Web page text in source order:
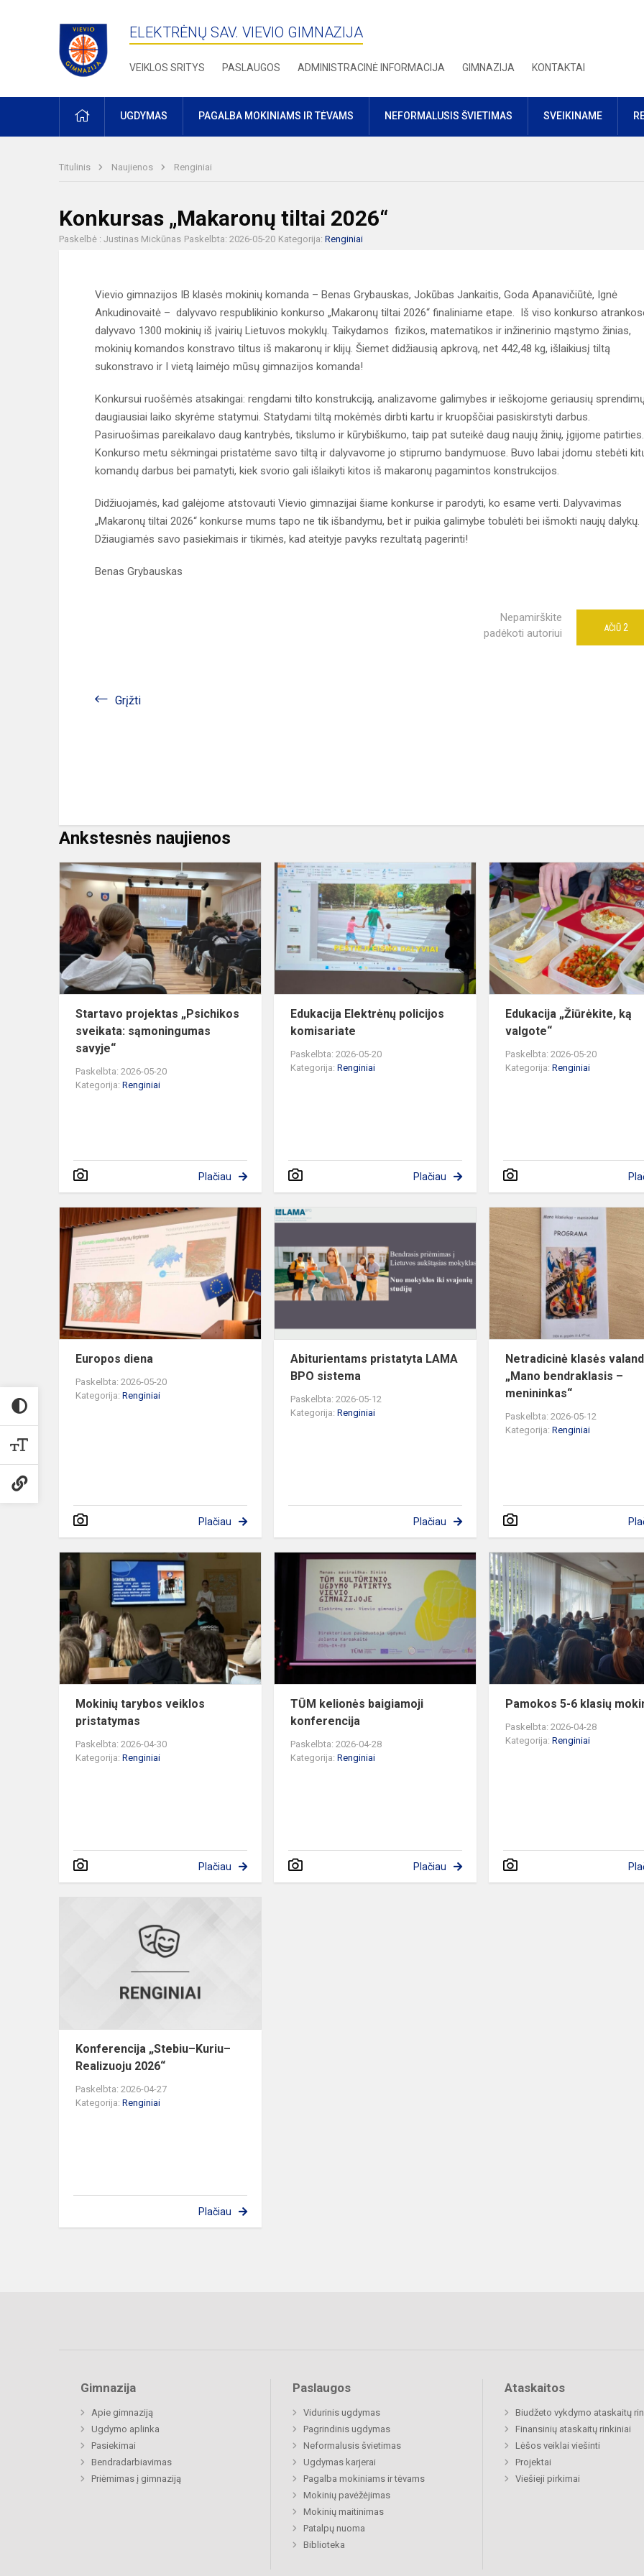
ELEKTRĖNŲ SAV. VIEVIO GIMNAZIJA
VEIKLOS SRITYS PASLAUGOS ADMINISTRACINĖ INFORMACIJA GIMNAZIJA KONTAKTAI
PRADŽIAUGDYMAS PAGALBA MOKINIAMS IR TĖVAMS NEFORMALUSIS ŠVIETIMAS SVEIKINAME
Titulinis Naujienos Renginiai
Konkursas „Makaronų tiltai 2026“
Paskelbė : Justinas Mickūnas Paskelbta: 2026-05-20 Kategorija: Renginiai
Vievio gimnazijos IB klasės mokinių komanda – Benas Grybauskas, Jokūbas Jankaitis, Goda Apanavičiūtė, Ignė
Ankudinovaitė – dalyvavo respublikinio konkurso „Makaronų tiltai 2026“ finaliniame etape. Iš viso konkurso
dalyvavo 1300 mokinių iš įvairių Lietuvos mokyklų. Taikydamos fizikos, matematikos ir inžinerinio mąstymo žinias,
mokinių komandos konstravo tiltus iš makaronų ir klijų. Šiemet didžiausią apkrovą, net 442,48 kg, išlaikiusį tiltą
sukonstravo ir I vietą laimėjo mūsų gimnazijos komanda!
Konkursui ruošėmės atsakingai: rengdami tilto konstrukciją, analizavome galimybes ir ieškojome geriausių
daugiausiai laiko skyrėme statymui. Statydami tiltą mokėmės dirbti kartu ir kruopščiai pasiskirstyti darbus.
Pasiruošimas pareikalavo daug kantrybės, tikslumo ir kūrybiškumo, taip pat suteikė daug naujų žinių, įgijome patirties.
Konkurso metu sėkmingai pristatėme savo tiltą ir dalyvavome jo stiprumo bandymuose. Buvo labai įdomu stebėti
komandų darbus bei pamatyti, kiek svorio gali išlaikyti kitos iš makaronų pagamintos konstrukcijos.
Didžiuojamės, kad galėjome atstovauti Vievio gimnazijai šiame konkurse ir parodyti, ko esame verti. Dalyvavimas
„Makaronų tiltai 2026“ konkurse mums tapo ne tik išbandymu, bet ir puikia galimybe tobulėti bei išmokti naujų dalykų.
Džiaugiamės savo pasiekimais ir tikimės, kad ateityje pavyks rezultatą pagerinti!
Benas Grybauskas
Nepamirškite
padėkoti autoriui
AČIŪ 2
Grįžti
Ankstesnės naujienos
Startavo
projektas
„Psichikos
sveikata:
sąmoningumas
savyje...
Startavo projektas „Psichikos
sveikata: sąmoningumas
savyje“
Paskelbta: 2026-05-20
Kategorija: Renginiai
Plačiau
Edukacija
Elektrėnų
policijos
komisariate
Edukacija Elektrėnų policijos
komisariate
Paskelbta: 2026-05-20
Kategorija:Renginiai
Plačiau
Edukacija „Žiūrėkite, ką
valgote“
Paskelbta: 2026-05-20
Kategorija:Renginiai
Europos
Europos diena
Paskelbta: 2026-05-20
Kategorija: Renginiai
Plačiau
Abiturientams
pristatyta
LAMA
BPO
sistema
Abiturientams pristatyta LAMA
BPO sistema
Paskelbta: 2026-05-12
Kategorija:Renginiai
Plačiau
Netradicinė klasės
„Mano bendraklasis –
menininkas“
Paskelbta: 2026-05-12
Kategorija:Renginiai
pristatymas
Mokinių tarybos veiklos
pristatymas
Paskelbta: 2026-04-30
Kategorija: Renginiai
Plačiau
TŪM
kelionės
baigiamoji
konferencija
TŪM kelionės baigiamoji
konferencija
Paskelbta: 2026-04-28
Kategorija:Renginiai
Plačiau
Pamokos 5-6 klasių
Paskelbta: 2026-04-28
Kategorija:Renginiai
Konferencija „Stebiu–Kuriu–
Realizuoju 2026“
Paskelbta: 2026-04-27
Kategorija: Renginiai
Plačiau
Gimnazija
Apie gimnaziją
Ugdymo aplinka
Pasiekimai
Bendradarbiavimas
Priėmimas į gimnaziją
Paslaugos
Vidurinis ugdymas
Pagrindinis ugdymas
Neformalusis švietimas
Ugdymas karjerai
Pagalba mokiniams ir tėvams
Mokinių pavėžėjimas
Mokinių maitinimas
Patalpų nuoma
Biblioteka
Ataskaitos
Biudžeto vykdymo ataskaitų
Finansinių ataskaitų rinkiniai
Lėšos veiklai viešinti
Projektai
Viešieji pirkimai